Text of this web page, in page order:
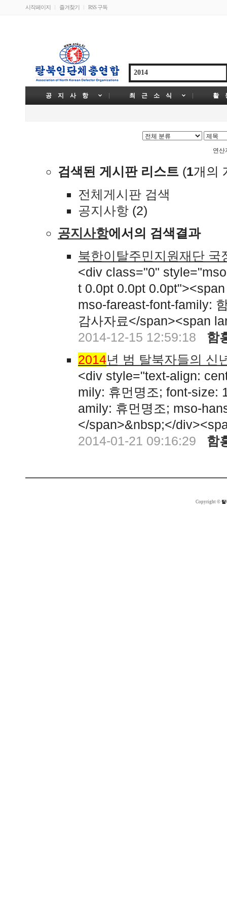
시작페이지 즐겨찾기 RSS 구독
공 지 사 항 최 근 소 식 활
연
검색된 게시판 리스트 (1개의
전체게시판 검색
공지사항 (2)
공지사항에서의 검색결과
북한이탈주민지원재단 국
<div class="0"
t 0.0pt 0.0pt
mso-fareast-font-family:
감사자료</span><span
2014-12-15 12:59:18
함
2014년 범 탈북자들의 신
<div style="text-align:
mily: 휴먼명조; font-size:
amily: 휴먼명조; mso-
</span>&nbsp;</
2014-01-21 09:16:29
함
Copyright ©